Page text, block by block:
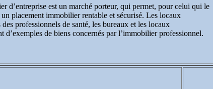
d’entreprise est un marché porteur, qui permet, pour celui qui le
placement immobilier rentable et sécurisé. Les locaux
des professionnels de santé, les bureaux et les locaux
d’exemples de biens concernés par l’immobilier professionnel.